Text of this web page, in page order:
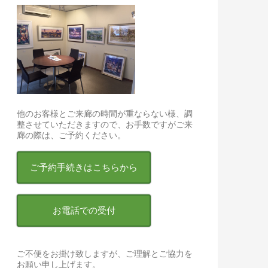
他のお客様とご来廊の時間が重ならない様、調
整させていただきますので、お手数ですがご来
廊の際は、ご予約ください。
ご予約手続きはこちらから
お電話での受付
ご不便をお掛け致しますが、ご理解とご協力を
お願い申し上げます。